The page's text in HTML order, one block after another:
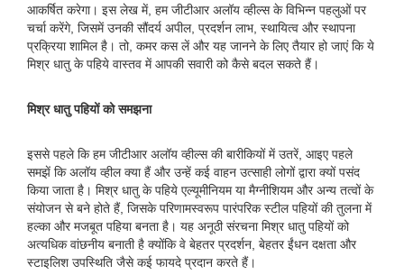
आकर्षित करेगा। इस लेख में, हम जीटीआर अलॉय व्हील्स के विभिन्न पहलुओं पर
चर्चा करेंगे, जिसमें उनकी सौंदर्य अपील, प्रदर्शन लाभ, स्थायित्व और स्थापना
प्रक्रिया शामिल है। तो, कमर कस लें और यह जानने के लिए तैयार हो जाएं कि ये
मिश्र धातु के पहिये वास्तव में आपकी सवारी को कैसे बदल सकते हैं।
मिश्र धातु पहियों को समझना
इससे पहले कि हम जीटीआर अलॉय व्हील्स की बारीकियों में उतरें, आइए पहले
समझें कि अलॉय व्हील क्या हैं और उन्हें कई वाहन उत्साही लोगों द्वारा क्यों पसंद
किया जाता है। मिश्र धातु के पहिये एल्यूमीनियम या मैग्नीशियम और अन्य तत्वों के
संयोजन से बने होते हैं, जिसके परिणामस्वरूप पारंपरिक स्टील पहियों की तुलना में
हल्का और मजबूत पहिया बनता है। यह अनूठी संरचना मिश्र धातु पहियों को
अत्यधिक वांछनीय बनाती है क्योंकि वे बेहतर प्रदर्शन, बेहतर ईंधन दक्षता और
स्टाइलिश उपस्थिति जैसे कई फायदे प्रदान करते हैं।